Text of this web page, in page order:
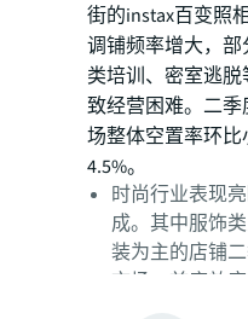
街的instax百变照
调铺频率增大，
类培训、密室逃
致经营困难。二
场整体空置率环
4.5%。
时尚行业表现
成。其中服饰
装为主的店铺
市场。首店效